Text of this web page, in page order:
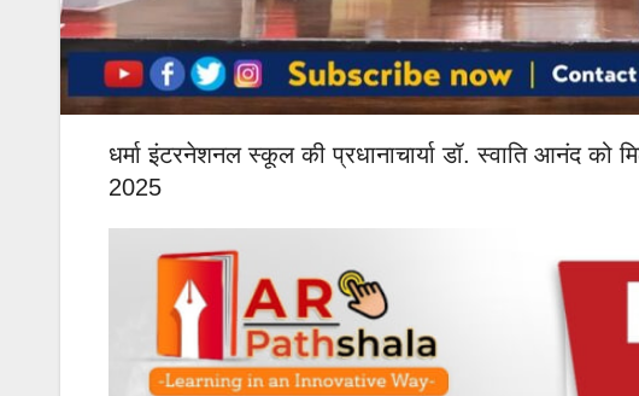
धर्मा इंटरनेशनल स्कूल की प्रधानाचार्या डॉ. स्वाति आनंद को
2025